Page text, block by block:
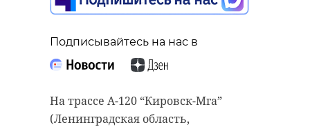
Подписывайтесь на нас в
На трассе А-120 “Кировск-Мга”
(Ленинградская область,
Поделиться статьей: